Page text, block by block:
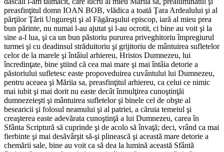
preasfinţitul domn IOAN BOB, vlădica a toată Ţara Ardealului şi al
părţilor Ţării Ungureşti şi al Făgăraşului episcop, iară al mieu prea
bun părinte, nu numai l-au ajutat şi l-au ocrotit, ci bine au voit şi la
sine a-l lua, şi ca un bun păstoriu pururea priveghitoriu împregiurul
turmei şi cu deadinsul străduitoriu şi grijitoriu de mântuirea sufletelor
celor de la marele şi întâiul arhiereu, Hristos Dumnezeu, lui
încredinţate, bine ştiind că cea mai mare şi mai întâia detorie a
păstoriului sufletesc easte propoveduirea cuvântului lui Dumnezeu,
pentru aceaea şi Măriia sa, preasfinţitul arhiereu, ca celui ce nimic
mai iubit şi mai dorit nu easte decât înmulţirea cunoştinţăi
dumnezeieşti şi mântuirea sufletelor şi binele cel de obşte al
besearicii şi folosul neamului şi al patriei, a căruia temeiul şi
creaşterea easte adevărata cunoştinţă a lui Dumnezeu, carea în
Sfânta Scriptură să cuprinde şi de acolo să învaţă; deci, vrând ca mai
fierbinte şi mai desăvârşit să-şi plinească şi această mare detorie a
chemării sale, bine au voit ca să dea la lumină această Sfântă